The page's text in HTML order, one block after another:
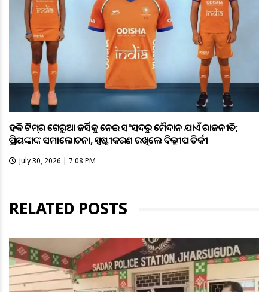
ହକି ଟିମ୍‌ର ଗେରୁଆ ଜର୍ସିକୁ ନେଇ ସଂସଦରୁ ମୈଦାନ ଯାଏଁ ରାଜନୀତି;
ପ୍ରିୟଙ୍କାଙ୍କ ସମାଲୋଚନା, ସ୍ପଷ୍ଟୀକରଣ ରଖିଲେ ଦିଲ୍ଲୀପ ତିର୍କୀ
July 30, 2026 | 7:08 PM
RELATED POSTS